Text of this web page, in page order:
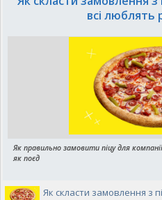
всі люблять
Як правильно замовити піцу для
як поєд
Як скласти замовлення з